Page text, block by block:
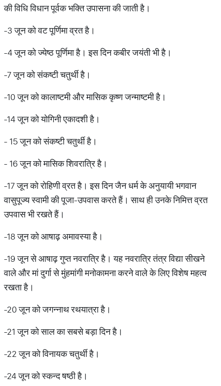
की विधि विधान पूर्वक भक्ति उपासना की जाती है।
-3 जून को वट पूर्णिमा व्रत है।
-4 जून को ज्येष्ठ पूर्णिमा है। इस दिन कबीर जयंती भी है।
-7 जून को संकष्टी चतुर्थी है।
-10 जून को कालाष्टमी और मासिक कृष्ण जन्माष्टमी है।
-14 जून को योगिनी एकादशी है।
- 15 जून को संकष्टी चतुर्थी है।
- 16 जून को मासिक शिवरात्रि है।
-17 जून को रोहिणी व्रत है। इस दिन जैन धर्म के अनुयायी भगवान
वासुपूज्य स्वामी की पूजा-उपवास करते हैं। साथ ही उनके निमित्त व्रत
उपवास भी रखते हैं।
-18 जून को आषाढ़ अमावस्या है।
-19 जून से आषाढ़ गुप्त नवरात्रि है। यह नवरात्रि तंत्र विद्या सीखने
वाले और मां दुर्गा से मुंहमांगी मनोकामना करने वाले के लिए विशेष महत्व
रखता है।
-20 जून को जगन्नाथ रथयात्रा है।
-21 जून को साल का सबसे बड़ा दिन है।
-22 जून को विनायक चतुर्थी है।
-24 जून को स्कन्द षष्ठी है।